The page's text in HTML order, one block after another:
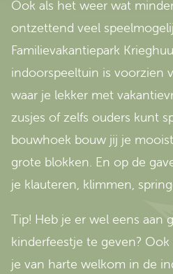
Ook als het weer wat
ontzettend veel
Familievakantiepark
indoorspeeltuin is voorzien
waar je lekker met
zusjes of zelfs ouders kunt
bouwhoek bouw jij je
grote blokken. En op de
je klauteren, klimmen,
Tip! Heb je er wel eens aan
kinderfeestje te geven?
je van harte welkom in de